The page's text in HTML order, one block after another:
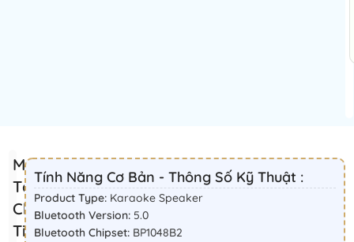
Mô
Tả
Chi
Tiết
Tính Năng Cơ Bản - Thông Số Kỹ Thuật :
Product Type: Karaoke Speaker
Bluetooth Version: 5.0
Bluetooth Chipset: BP1048B2